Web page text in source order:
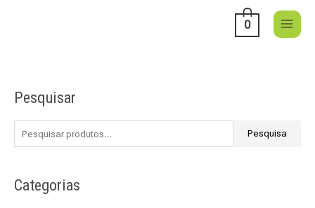
0
Pesquisar
P
i
Pesquisa
Categorias